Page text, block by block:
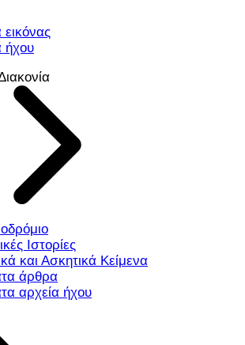
εικόνας
ήχου
Ιστορίες
και Ασκητικά Κείμενα
άρθρα
αρχεία ήχου